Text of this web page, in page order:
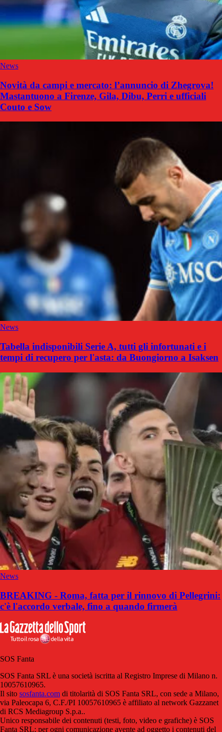
News
Novità da campi e mercato: l’annuncio di Zhegrova!
Mastantuono a Firenze, Gila, Dibu, Perri e ufficiali
Couto e Sow
News
Tabella indisponibili Serie A, tutti gli infortunati e i
tempi di recupero per l'asta: da Buongiorno a Isaksen
News
BREAKING - Roma, fatta per il rinnovo di Pellegrini:
c'è l'accordo verbale, fino a quando firmerà
SOS Fanta
SOS Fanta SRL è una società iscritta al Registro Imprese di Milano n.
10057610965.
Il sito sosfanta.com di titolarità di SOS Fanta SRL, con sede a Milano,
via Paleocapa 6, C.F./PI 10057610965 è affiliato al network Gazzanet
di RCS Mediagroup S.p.a..
Unico responsabile dei contenuti (testi, foto, video e grafiche) è SOS
Fanta SRL; per ogni comunicazione avente ad oggetto i contenuti del